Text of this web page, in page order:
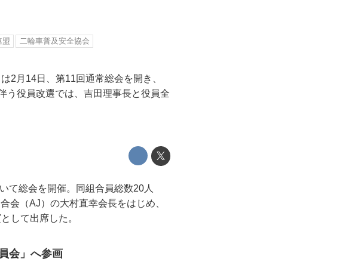
盟 二輪車普及安全協会
2月14日、第11回通常総会を開き、
う役員改選では、吉田理事長と役員全
て総会を開催。同組合員総数20人
会（AJ）の大村直幸会長をはじめ、
して出席した。
会」へ参画